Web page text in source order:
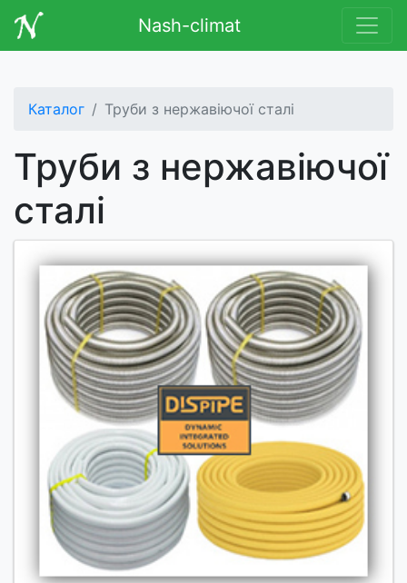
Nash-climat
Каталог Труби з нержавіючої сталі
Труби з нержавіючої
сталі